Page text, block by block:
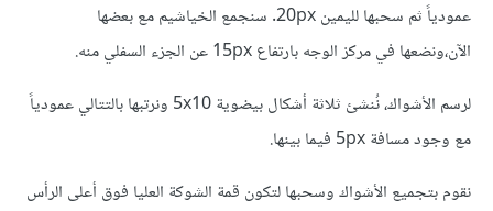
عمودياً ثم سحبها لليمين 20px. سنجمع الخياشيم مع بعضها
الآن،ونضعها في مركز الوجه بارتفاع 15px عن الجزء السفلي منه.
لرسم الأشواك، نُنشئ ثلاثة أشكال بيضوية 5x10 ونرتبها بالتتالي عمودياً
مع وجود مسافة 5px فيما بينها.
نقوم بتجميع الأشواك وسحبها لتكون قمة الشوكة العليا فوق أعلى الرأس